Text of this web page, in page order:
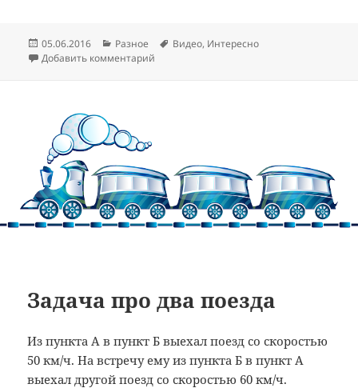
Опубликовано
05.06.2016 Рубрики
Разное Метки
Видео, Интересно
Добавить комментарий
Задача про два поезда
Из пункта А в пункт Б выехал поезд со скоростью
50 км/ч. На встречу ему из пункта Б в пункт А
выехал другой поезд со скоростью 60 км/ч.